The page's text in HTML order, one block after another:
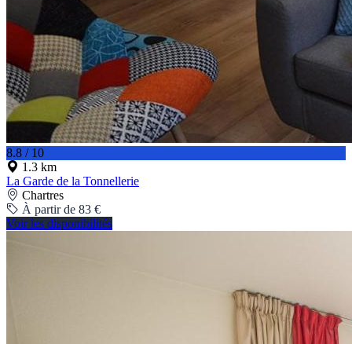
8.8 / 10
1.3 km
La Garde de la Tonnellerie
Chartres
À partir de 83 €
Voir les disponibilités